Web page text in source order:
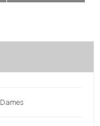
Dames